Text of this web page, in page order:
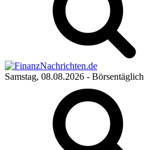
Samstag, 08.08.2026 -